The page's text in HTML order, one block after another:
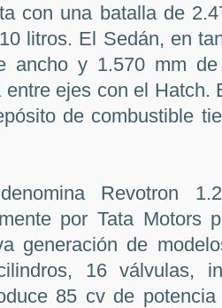
con una batalla de
litros. El Sedán, en
ancho y 1.570 mm
ejes con el Hatch.
de combustible
Revotron
por Tata Motors
generación de
16 válvulas,
85 cv de